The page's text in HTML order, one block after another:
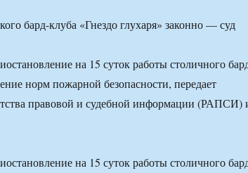
на 15 суток работы столичного
норм пожарной безопасности, передает
правовой и судебной информации (РАПСИ)
на 15 суток работы столичного